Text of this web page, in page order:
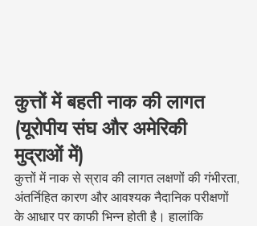
कुत्तों में बहती नाक की लागत
(यूरोपीय संघ और अमेरिकी
मुद्राओं में)
कुत्तों में नाक से स्राव की लागत लक्षणों की गंभीरता,
अंतर्निहित कारण और आवश्यक नैदानिक परीक्षणों
के आधार पर काफी भिन्न होती है। हालांकि